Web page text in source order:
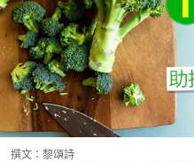
撰文： 黎頌詩